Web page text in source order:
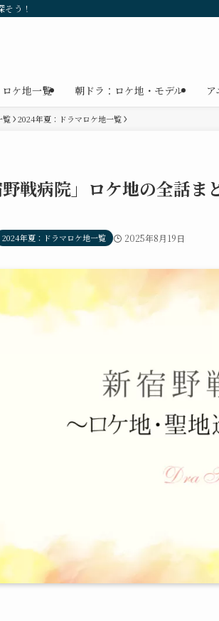
そう！
ロケ地一覧 朝ドラ：ロケ地・モデル
覧 2024年夏：ドラマロケ地一覧
野戦病院」ロケ地の全話
2024年夏：ドラマロケ地一覧 2025年8月19日